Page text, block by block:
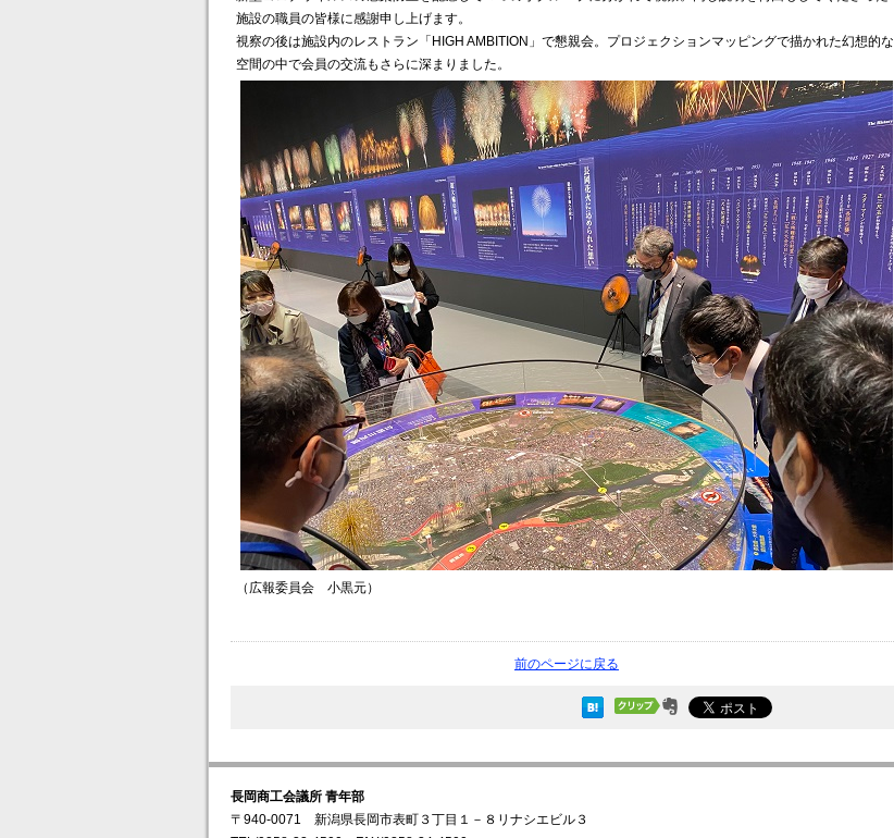
施設の職員の皆様に感謝申し上げます。
視察の後は施設内のレストラン「HIGH AMBITION」で懇親会。プロジェクションマッピングで描かれた幻想的な
空間の中で会員の交流もさらに深まりました。
（広報委員会 小黒元）
前のページに戻る
長岡商工会議所 青年部
〒940-0071 新潟県長岡市表町３丁目１－８リナシエビル３